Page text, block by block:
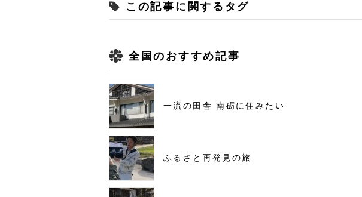
この記事に関するタグ
全国のおすすめ記事
一流の田舎 南砺に住みたい
ふるさと再発見の旅